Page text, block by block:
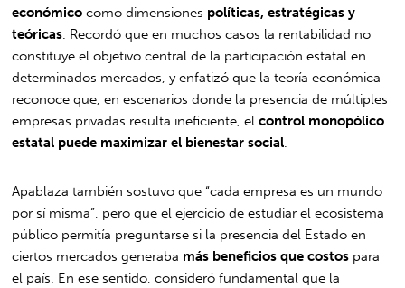
económico como dimensiones políticas, estratégicas y
teóricas . Recordó que en muchos casos la rentabilidad no
constituye el objetivo central de la participación estatal en
determinados mercados, y enfatizó que la teoría económica
reconoce que, en escenarios donde la presencia de múltiples
empresas privadas resulta ineficiente, elcontrol monopólico
estatal puede maximizar el bienestar social
Apablaza también sostuvo que “cada empresa es un mundo
por sí misma”, pero que el ejercicio de estudiar el ecosistema
público permitía preguntarse si la presencia del Estado en
ciertos mercados generaba más beneficios que costos para
el país. En ese sentido, consideró fundamental que la